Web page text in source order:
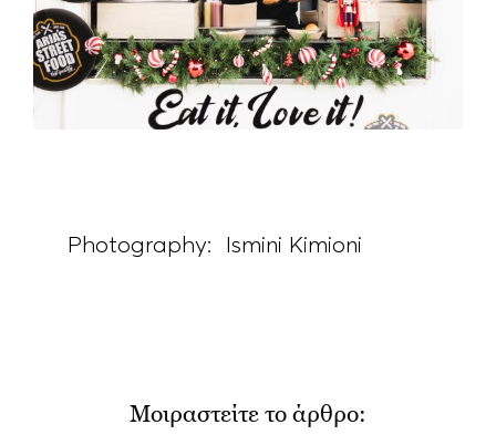
Photography: Ismini Kimioni
Μοιραστείτε το άρθρο: